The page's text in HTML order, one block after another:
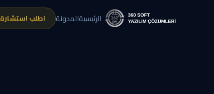
الرئيسيةالمدونة اطلب استشارة